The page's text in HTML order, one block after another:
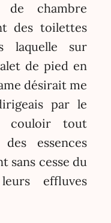
de chambre
des toilettes
laquelle sur
de pied en
désirait me
par le
couloir tout
essences
sans cesse du
effluves